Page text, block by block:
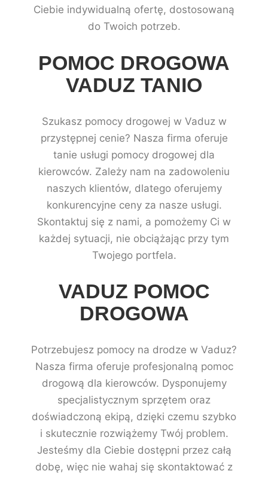
Ciebie indywidualną ofertę, dostosowaną
do Twoich potrzeb.
POMOC DROGOWA
VADUZ TANIO
Szukasz pomocy drogowej w Vaduz w
przystępnej cenie? Nasza firma oferuje
tanie usługi pomocy drogowej dla
kierowców. Zależy nam na zadowoleniu
naszych klientów, dlatego oferujemy
konkurencyjne ceny za nasze usługi.
Skontaktuj się z nami, a pomożemy Ci w
każdej sytuacji, nie obciążając przy tym
Twojego portfela.
VADUZ POMOC
DROGOWA
Potrzebujesz pomocy na drodze w Vaduz?
Nasza firma oferuje profesjonalną pomoc
drogową dla kierowców. Dysponujemy
specjalistycznym sprzętem oraz
doświadczoną ekipą, dzięki czemu szybko
i skutecznie rozwiążemy Twój problem.
Jesteśmy dla Ciebie dostępni przez całą
dobę, więc nie wahaj się skontaktować z